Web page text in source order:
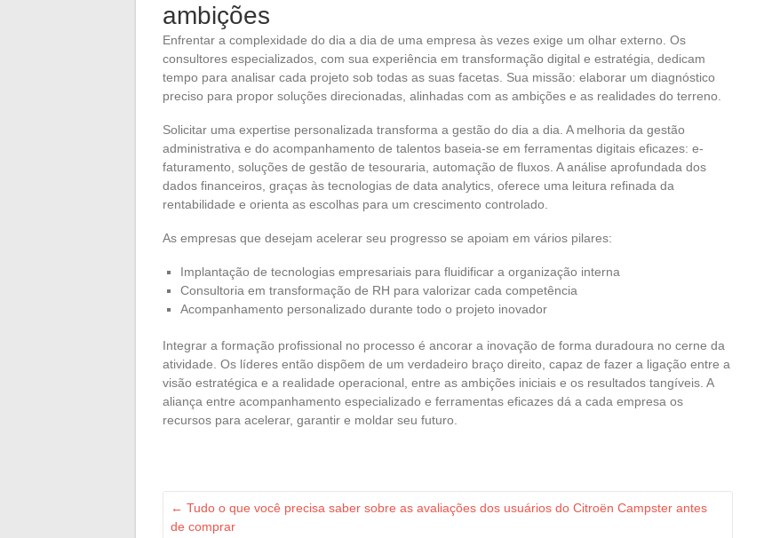
ambições
Enfrentar a complexidade do dia a dia de uma empresa às vezes exige um olhar externo. Os
consultores especializados, com sua experiência em transformação digital e estratégia, dedicam
tempo para analisar cada projeto sob todas as suas facetas. Sua missão: elaborar um diagnóstico
preciso para propor soluções direcionadas, alinhadas com as ambições e as realidades do terreno.
Solicitar uma expertise personalizada transforma a gestão do dia a dia. A melhoria da gestão
administrativa e do acompanhamento de talentos baseia-se em ferramentas digitais eficazes: e-
faturamento, soluções de gestão de tesouraria, automação de fluxos. A análise aprofundada dos
dados financeiros, graças às tecnologias de data analytics, oferece uma leitura refinada da
rentabilidade e orienta as escolhas para um crescimento controlado.
As empresas que desejam acelerar seu progresso se apoiam em vários pilares:
Implantação de tecnologias empresariais para fluidificar a organização interna
Consultoria em transformação de RH para valorizar cada competência
Acompanhamento personalizado durante todo o projeto inovador
Integrar a formação profissional no processo é ancorar a inovação de forma duradoura no cerne da
atividade. Os líderes então dispõem de um verdadeiro braço direito, capaz de fazer a ligação entre a
visão estratégica e a realidade operacional, entre as ambições iniciais e os resultados tangíveis. A
aliança entre acompanhamento especializado e ferramentas eficazes dá a cada empresa os
recursos para acelerar, garantir e moldar seu futuro.
← Tudo o que você precisa saber sobre as avaliações dos usuários do Citroën Campster antes
de comprar